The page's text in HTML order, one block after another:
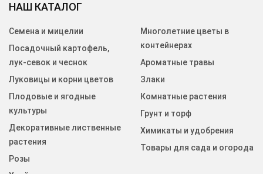
НАШ КАТАЛОГ
Семена и мицелии
Посадочный картофель,
лук-севок и чеснок
Луковицы и корни цветов
Плодовые и ягодные
культуры
Декоративные лиственные
растения
Розы
Многолетние цветы в
контейнерах
Ароматные травы
Злаки
Комнатные растения
Грунт и торф
Химикаты и удобрения
Товары для сада и огорода